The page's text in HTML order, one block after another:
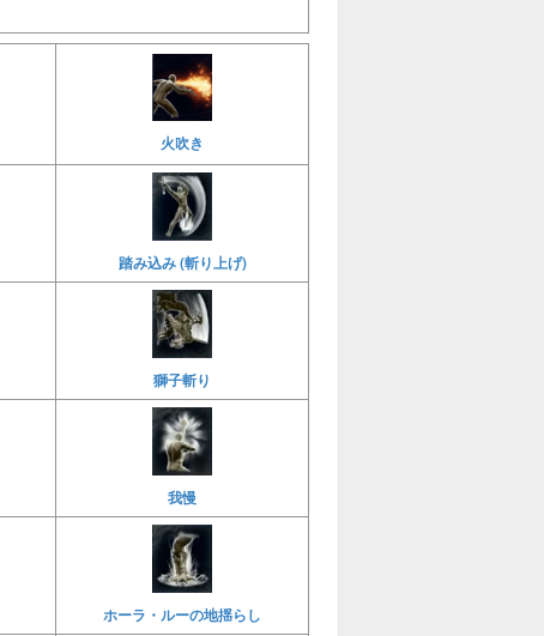
火吹き
踏み込み (斬り上げ)
獅子斬り
我慢
ホーラ・ルーの地揺らし